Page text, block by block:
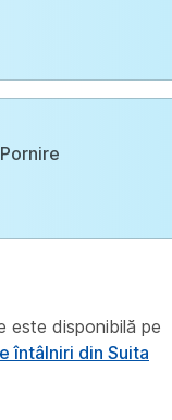
Pornire
este disponibilă pe
întâlniri din Suita